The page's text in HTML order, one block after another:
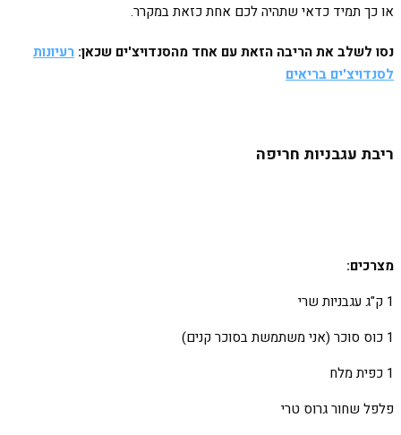
או כך תמיד כדאי שתהיה לכם אחת כזאת במקרר.
נסו לשלב את הריבה הזאת עם אחד מהסנדויצ'ים שכאן: רעיונות
לסנדויצ'ים בריאים
ריבת עגבניות חריפה
מצרכים:
1 ק"ג עגבניות שרי
1 כוס סוכר (אני משתמשת בסוכר קנים)
1 כפית מלח
פלפל שחור גרוס טרי